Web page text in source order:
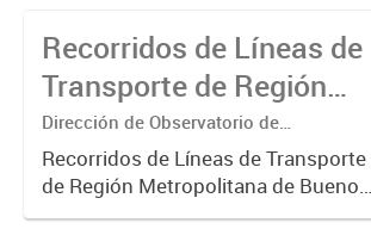
Recorridos de Líneas de
Transporte de Región
Metropolitana de
Buenos Aires (RMBA)
Dirección de Observatorio de
Transporte, Estudio y Sistemas
Recorridos de Líneas de Transporte
de Región Metropolitana de Buenos
Aires (RMBA).-